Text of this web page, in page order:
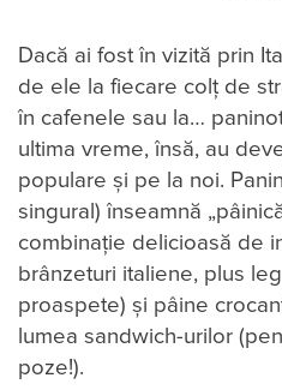
Dacă ai fost în vizită prin
de ele la fiecare colț de
în cafenele sau la…
ultima vreme, însă, au
populare și pe la noi.
singural) înseamnă
combinație delicioasă de
brânzeturi italiene, plus
proaspete) și pâine
lumea sandwich-urilor
poze!).